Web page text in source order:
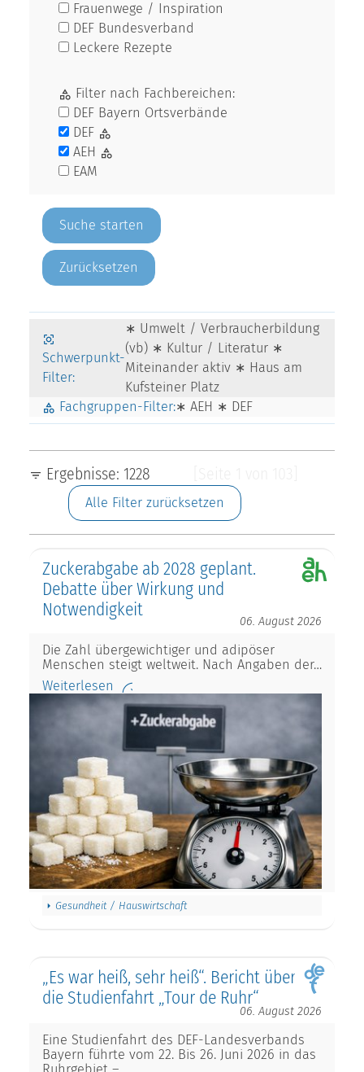
Frauenwege / Inspiration
DEF Bundesverband
Leckere Rezepte
Filter nach Fachbereichen:
DEF Bayern Ortsverbände
DEF
AEH
EAM
Zurücksetzen
Schwerpunkt-
Filter:
∗ Umwelt / Verbraucherbildung
(vb) ∗ Kultur / Literatur ∗
Miteinander aktiv ∗ Haus am
Kufsteiner Platz
Fachgruppen-Filter:∗ AEH ∗ DEF
Ergebnisse: 1228
Alle Filter zurücksetzen
Zuckerabgabe ab 2028 geplant.
Debatte über Wirkung und
Notwendigkeit
06. August 2026
Die Zahl übergewichtiger und adipöser
Menschen steigt weltweit. Nach Angaben der…
Weiterlesen
Gesundheit / Hauswirtschaft
„Es war heiß, sehr heiß“. Bericht über
die Studienfahrt „Tour de Ruhr“
06. August 2026
Eine Studienfahrt des DEF-Landesverbands
Bayern führte vom 22. Bis 26. Juni 2026 in das